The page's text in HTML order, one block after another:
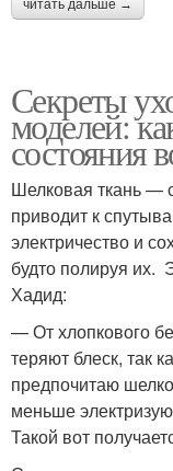
читать дальше →
Секреты
моделей:
состояния
Шелковая ткань —
приводит к
электричество и
будто полируя их.
Хадид:
— От хлопкового
теряют блеск, так
предпочитаю
меньше
Такой вот